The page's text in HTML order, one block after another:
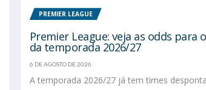
PREMIER LEAGUE
Premier League: veja as odds para
da temporada 2026/27
6 DE AGOSTO DE 2026
A temporada 2026/27 já tem times